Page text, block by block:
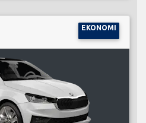
EKONOMI